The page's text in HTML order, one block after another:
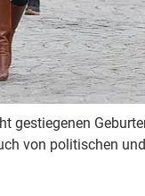
gestiegenen
von politischen